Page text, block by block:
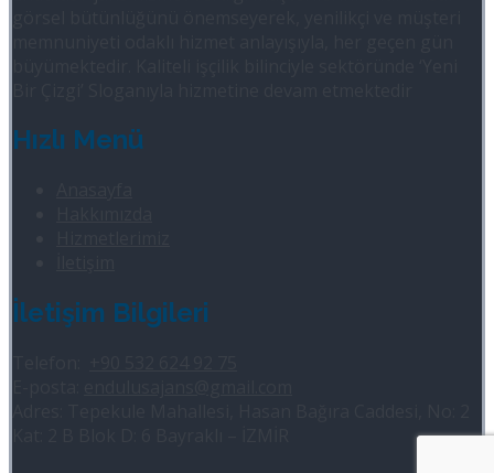
Hızlı Menü
İletişim Bilgileri